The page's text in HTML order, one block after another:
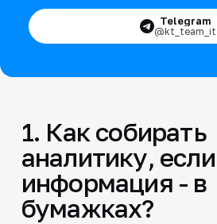
Telegram
@kt_team_it
1. Как собирать
аналитику,
информация - в
бумажках?